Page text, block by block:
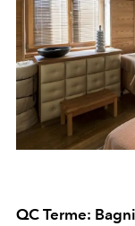
QC Terme: